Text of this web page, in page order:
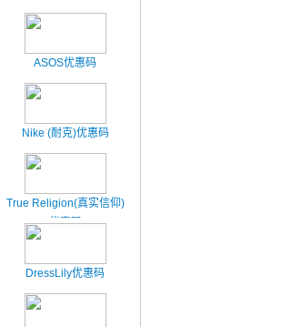
ASOS优惠码
Nike (耐克)优惠码
True Religion(真实信仰)
优惠码
DressLily优惠码